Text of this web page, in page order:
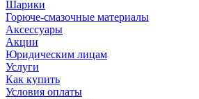
Шарики
Горюче-смазочные материалы
Аксессуары
Акции
Юридическим лицам
Услуги
Как купить
Условия оплаты